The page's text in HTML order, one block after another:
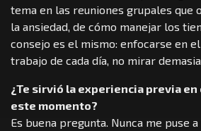
tema en las reuniones grupales que
la ansiedad, de cómo manejar los
consejo es el mismo: enfocarse en
trabajo de cada día, no mirar
¿Te sirvió la experiencia previa
este momento?
Es buena pregunta. Nunca me puse